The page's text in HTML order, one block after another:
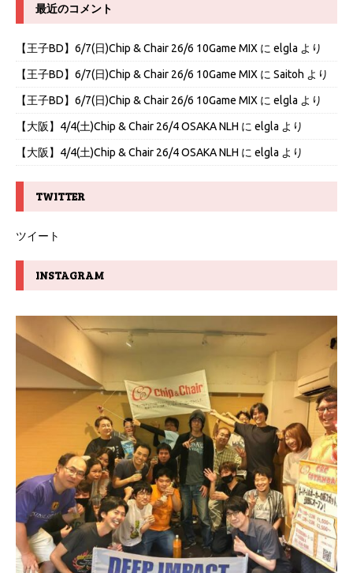
最近のコメント
【王子BD】6/7(日)Chip & Chair 26/6 10Game MIX に elgla より
【王子BD】6/7(日)Chip & Chair 26/6 10Game MIX に Saitoh より
【王子BD】6/7(日)Chip & Chair 26/6 10Game MIX に elgla より
【大阪】4/4(土)Chip & Chair 26/4 OSAKA NLH に elgla より
【大阪】4/4(土)Chip & Chair 26/4 OSAKA NLH に elgla より
TWITTER
ツイート
INSTAGRAM